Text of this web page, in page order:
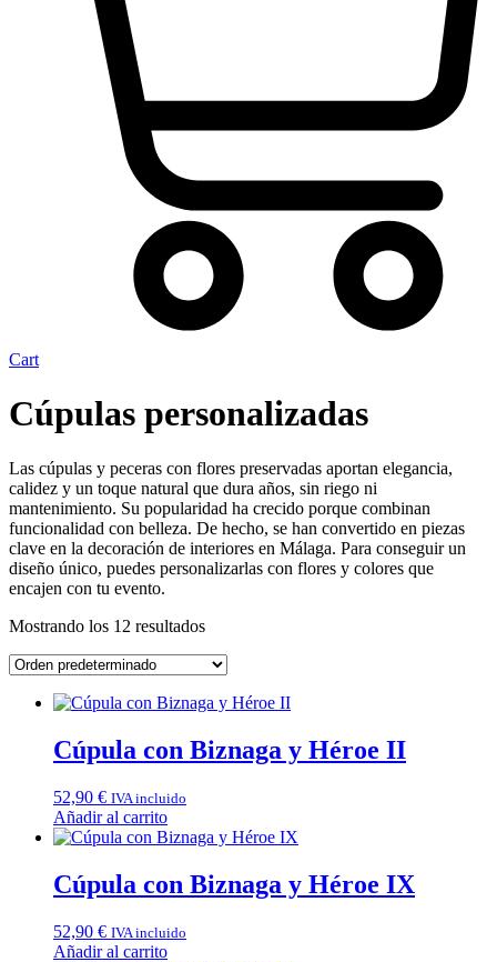
Cart
Cúpulas personalizadas
Las cúpulas y peceras con flores preservadas aportan elegancia,
calidez y un toque natural que dura años, sin riego ni
mantenimiento. Su popularidad ha crecido porque combinan
funcionalidad con belleza. De hecho, se han convertido en piezas
clave en la decoración de interiores en Málaga. Para conseguir un
diseño único, puedes personalizarlas con flores y colores que
encajen con tu evento.
Mostrando los 12 resultados
Cúpula con Biznaga y Héroe II
52,90 € IVA incluido
Añadir al carrito
Cúpula con Biznaga y Héroe IX
52,90 € IVA incluido
Añadir al carrito